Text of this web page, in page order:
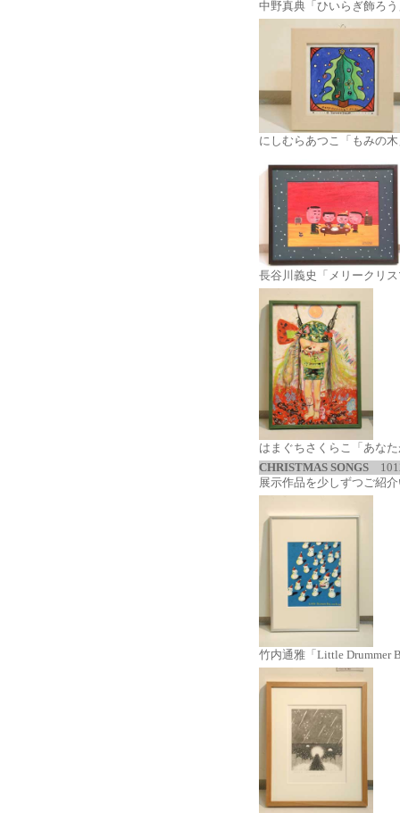
中野真典「ひいらぎ飾ろ
にしむらあつこ「もみの
長谷川義史「メリークリ
はまぐちさくらこ「あな
CHRISTMAS SONGS
展示作品を少しずつご紹
竹内通雅「Little Drummer